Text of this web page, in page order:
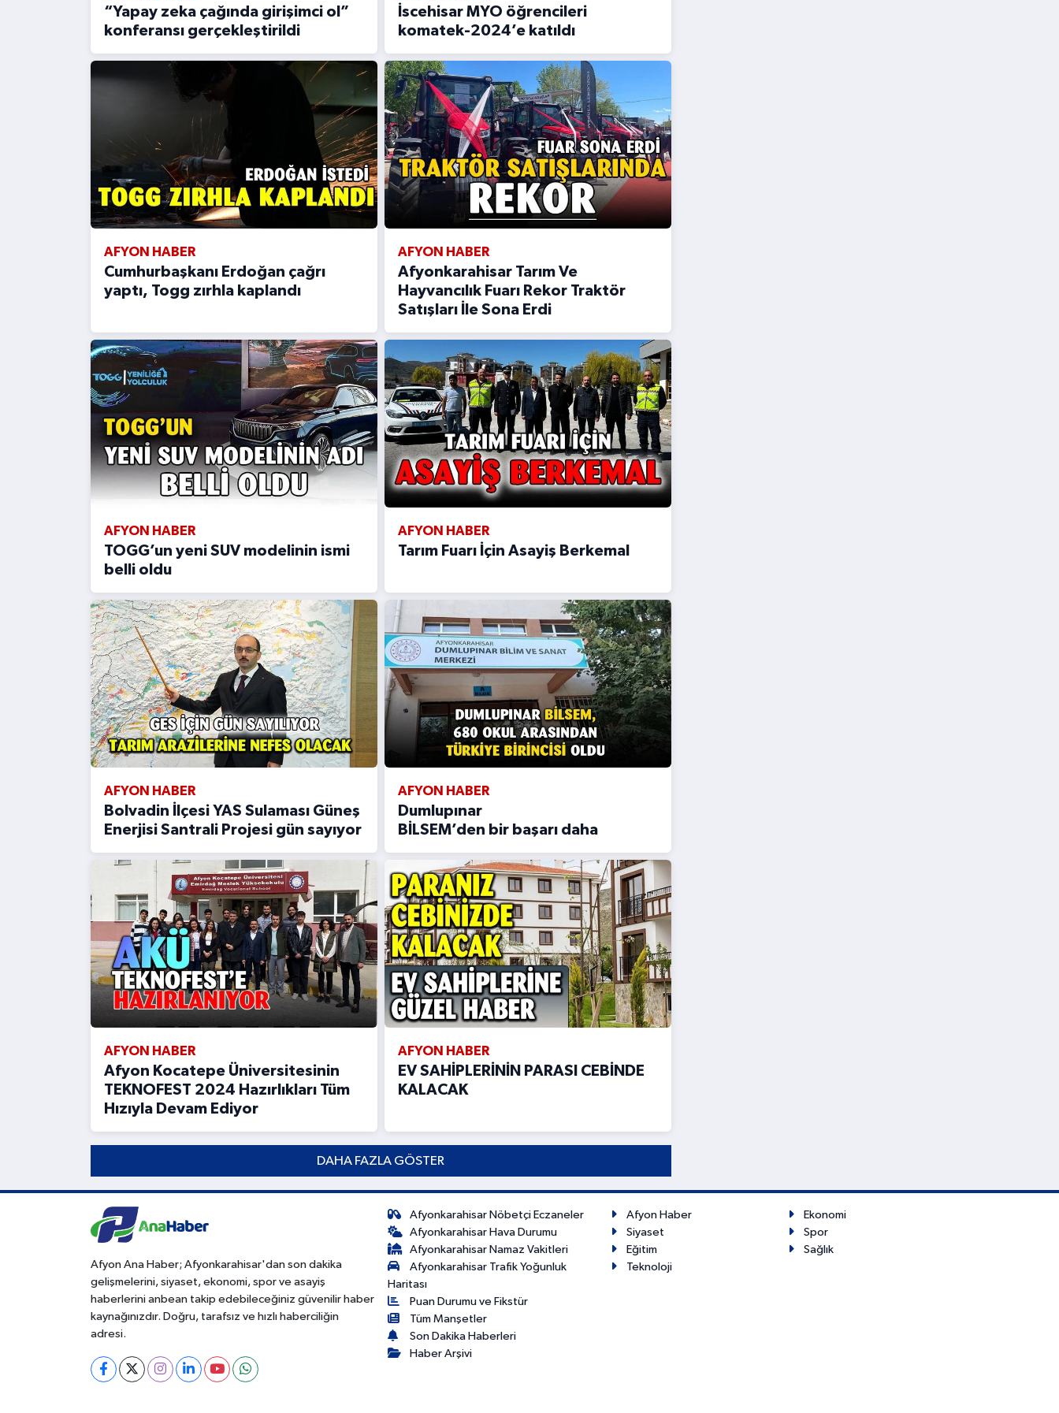
“Yapay zeka çağında girişimci ol”
konferansı gerçekleştirildi
İscehisar MYO öğrencileri
komatek-2024’e katıldı
AFYON HABER
Cumhurbaşkanı Erdoğan çağrı
yaptı, Togg zırhla kaplandı
AFYON HABER
Afyonkarahisar Tarım Ve
Hayvancılık Fuarı Rekor Traktör
Satışları İle Sona Erdi
AFYON HABER
TOGG’un yeni SUV modelinin ismi
belli oldu
AFYON HABER
Tarım Fuarı İçin Asayiş Berkemal
AFYON HABER
Bolvadin İlçesi YAS Sulaması Güneş
Enerjisi Santrali Projesi gün sayıyor
AFYON HABER
Dumlupınar
BİLSEM’den bir başarı daha
AFYON HABER
Afyon Kocatepe Üniversitesinin
TEKNOFEST 2024 Hazırlıkları Tüm
Hızıyla Devam Ediyor
AFYON HABER
EV SAHİPLERİNİN PARASI CEBİNDE
KALACAK
DAHA FAZLA GÖSTER
Afyon Ana Haber; Afyonkarahisar'dan son dakika
gelişmelerini, siyaset, ekonomi, spor ve asayiş
haberlerini anbean takip edebileceğiniz güvenilir haber
kaynağınızdır. Doğru, tarafsız ve hızlı haberciliğin
adresi.
Afyonkarahisar Nöbetçi Eczaneler
Afyonkarahisar Hava Durumu
Afyonkarahisar Namaz Vakitleri
Afyonkarahisar Trafik Yoğunluk
Haritası
Puan Durumu ve Fikstür
Tüm Manşetler
Son Dakika Haberleri
Haber Arşivi
Afyon Haber
Ekonomi
Siyaset
Spor
Eğitim
Sağlık
Teknoloji